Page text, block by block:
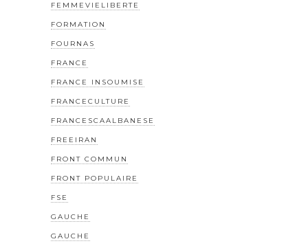
FEMMEVIELIBERTE
FORMATION
FOURNAS
FRANCE
FRANCE INSOUMISE
FRANCECULTURE
FRANCESCAALBANESE
FREEIRAN
FRONT COMMUN
FRONT POPULAIRE
FSE
GAUCHE
GAUCHE